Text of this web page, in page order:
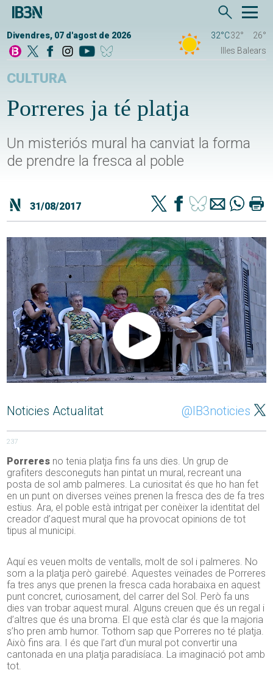
Divendres, 07 d'agost de 2026 32°C32°
26°
Illes Balears
CULTURA
Porreres ja té platja
Un misteriós mural ha canviat la forma
de prendre la fresca al poble
31/08/2017
Noticies Actualitat @IB3noticies
237
Porreres no tenia platja fins fa uns dies. Un grup de
grafiters desconeguts han pintat un mural, recreant una
posta de sol amb palmeres. La curiositat és que ho han fet
en un punt on diverses veïnes prenen la fresca des de fa tres
estius. Ara, el poble està intrigat per conèixer la identitat del
creador d’aquest mural que ha provocat opinions de tot
tipus al municipi.
Aquí es veuen molts de ventalls, molt de sol i palmeres. No
som a la platja però gairebé. Aquestes veïnades de Porreres
fa tres anys que prenen la fresca cada horabaixa en aquest
punt concret, curiosament, del carrer del Sol. Però fa uns
dies van trobar aquest mural. Alguns creuen que és un regal i
d’altres que és una broma. El que està clar és que la majoria
s’ho pren amb humor. Tothom sap que Porreres no té platja.
Això fins ara. I és que l’art d’un mural pot convertir una
cantonada en una platja paradisíaca. La imaginació pot amb
tot.